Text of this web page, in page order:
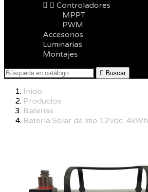
  Controladores
MPPT
PWM
Accesorios
Luminarias
Montajes
 Buscar
Inicio
Productos
Baterias
Batería Solar de litio 12Vdc .4kWh